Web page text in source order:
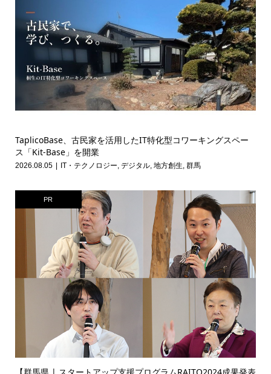
TaplicoBase、古民家を活用したIT特化型コワーキングスペー
ス「Kit-Base」を開業
2026.08.05 IT・テクノロジー, デジタル, 地方創生, 群馬
PR